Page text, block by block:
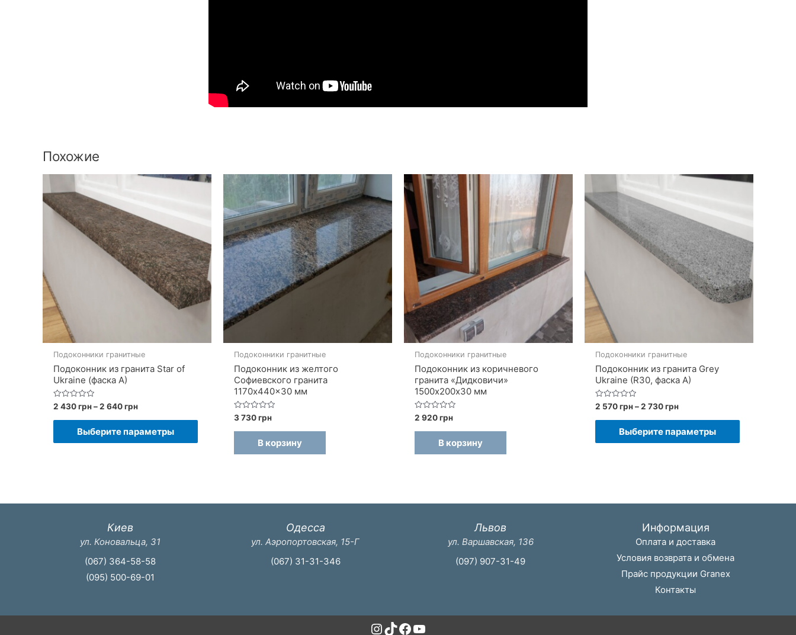
Похожие
Подоконники гранитные
Подоконник из гранита Star of
Ukraine (фаска A)
Оценка
0
из
2 430грн–2 640грнДиапазон
430 грн
–
Выберите параметры
Этот
Опции
Подоконники гранитные
Подоконник из желтого
Софиевского гранита
1170x440x30 мм
Оценка
0
из
3 730грн
В корзину
Подоконники гранитные
Подоконник из коричневого
гранита «Дидковичи»
1500х200х30 мм
Оценка
0
из
2 920грн
В корзину
Подоконники гранитные
Подоконник из гранита Grey
Ukraine (R30, фаска A)
Оценка
0
из
2 570грн–2 730грнДиапазон
570 грн
–
Выберите параметры
Этот
Опции
Киев
ул. Коновальца, 31
(067) 364-58-58
(095) 500-69-01
Одесса
ул. Аэропортовская, 15-Г
(067) 31-31-346
Львов
ул. Варшавская, 136
(097) 907-31-49
Информация
Оплата и доставка
Условия возврата и обмена
Прайс продукции Granex
Контакты
Instagram
TikTok
Facebook
YouTube